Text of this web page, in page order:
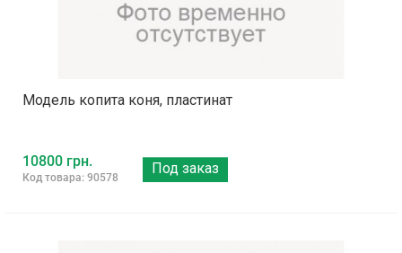
Модель копита коня, пластинат
10800 грн.
Код товара: 90578
Под заказ